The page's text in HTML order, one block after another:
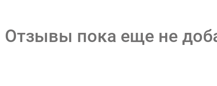
Отзывы пока еще не